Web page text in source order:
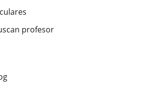
profesor